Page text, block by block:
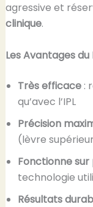
agressive et
clinique.
Les Avantages du
Très efficace:
qu’avec l’IPL
Précision
(lèvre
Fonctionne
technologie
Résultats